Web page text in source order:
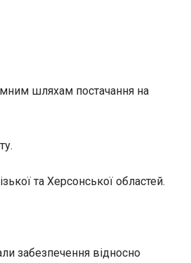
шляхам постачання на
та Херсонської областей.
забезпечення відносно